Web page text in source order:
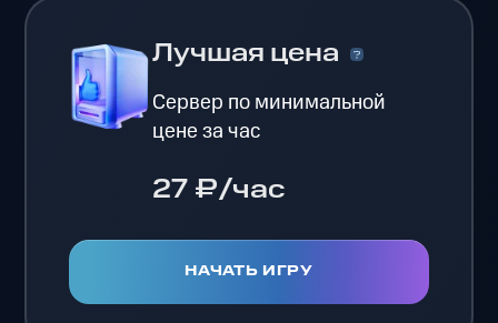
Лучшая цена
Сервер по минимальной
цене за час
27 ₽/час
НАЧАТЬ ИГРУ